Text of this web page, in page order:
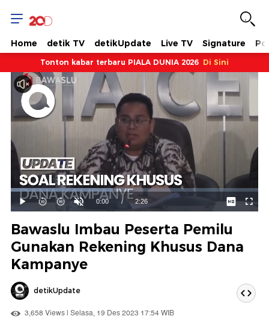
Home detik TV detikUpdate Live TV Signature
Tonton kabar terbaru PIALA DUNIA 2026 Di Sini
Mainkan
Suara
Hidup
Waktu
ini
0:00 / Durasi
2:26
Dimuat:
41.28%
Bawaslu Imbau Peserta Pemilu
Gunakan Rekening Khusus Dana
Kampanye
detikUpdate
3,658 Views | Selasa, 19 Des 2023 17:54 WIB